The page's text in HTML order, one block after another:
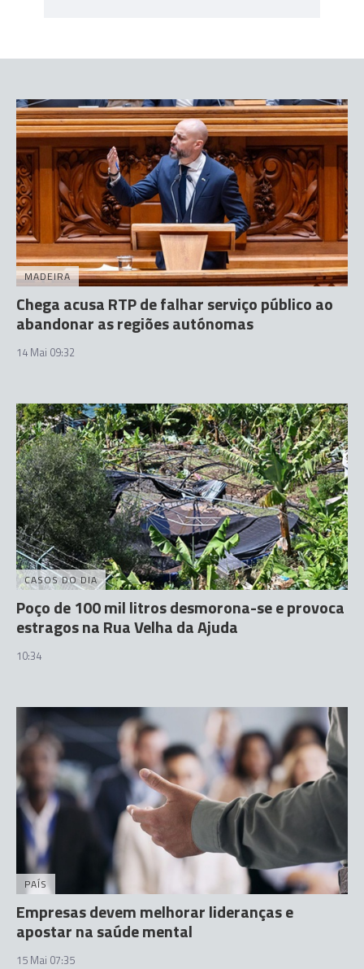
MADEIRA
Chega acusa RTP de falhar serviço público ao
abandonar as regiões autónomas
14 Mai 09:32
CASOS DO DIA
Poço de 100 mil litros desmorona-se e provoca
estragos na Rua Velha da Ajuda
10:34
PAÍS
Empresas devem melhorar lideranças e
apostar na saúde mental
15 Mai 07:35